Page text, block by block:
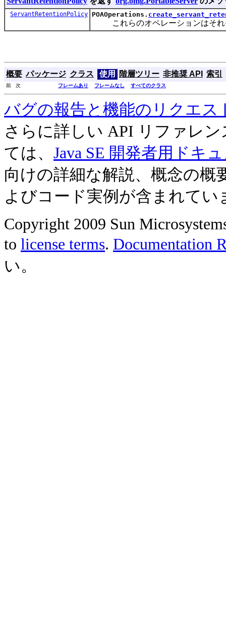
ServantRetentionPolicy POAOperations.
これらのオペレーションはそれ
概要 パッケージ クラス 使用 階層ツリー 非推奨 API 索引
前 次 フレームあり フレームなし すべてのクラス
バグの報告と機能のリクエス
さらに詳しい API リファレ
ては、 Java SE 開発者用ドキ
向けの詳細な解説、概念の概
よびコード実例が含まれてい
Copyright 2009 Sun
to license terms. Documentation
い。